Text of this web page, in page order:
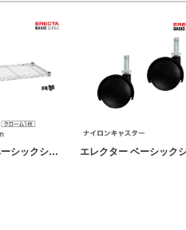
エレクター ベーシックシリーズ ワイヤーシェルフ クローム 幅90×奥行35cm B1436C1 パーツ